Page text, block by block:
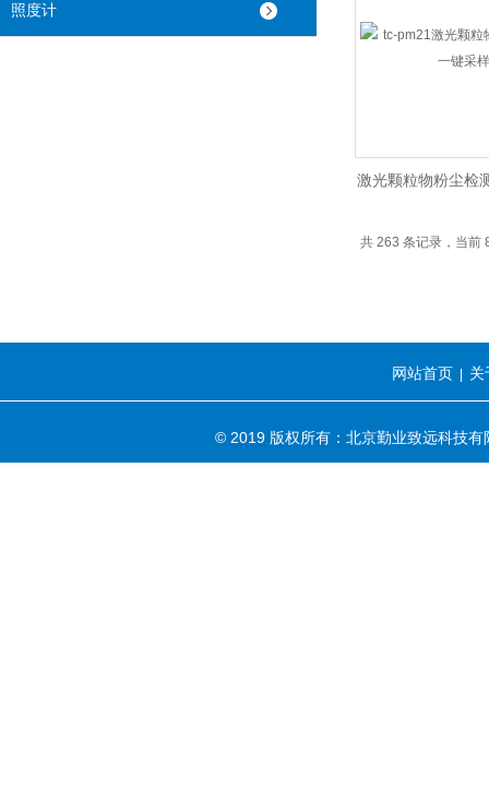
照度计
激光颗粒物粉尘检
共 263 条记录，当前
网站首页 关
© 2019 版权所有：北京勤业致远科技